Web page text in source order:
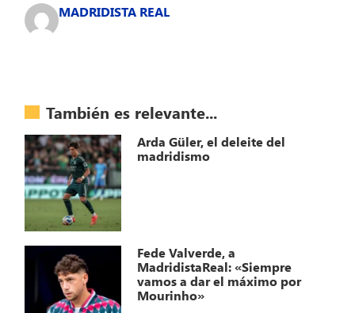
MADRIDISTA REAL
También es relevante...
Arda Güler, el deleite del
madridismo
Fede Valverde, a
MadridistaReal: «Siempre
vamos a dar el máximo por
Mourinho»